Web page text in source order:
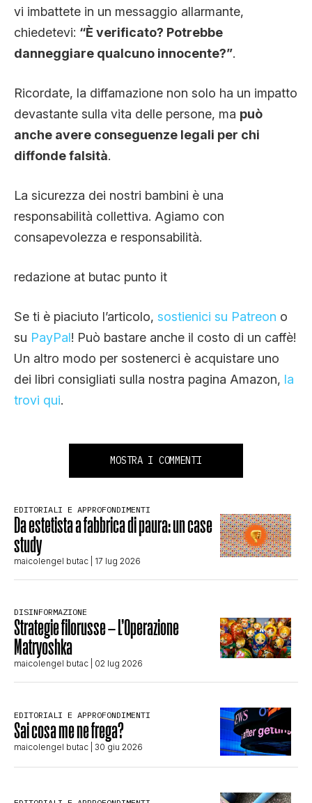
vi imbattete in un messaggio allarmante,
chiedetevi: “È verificato? Potrebbe
danneggiare qualcuno innocente?”.
Ricordate, la diffamazione non solo ha un impatto
devastante sulla vita delle persone, ma può
anche avere conseguenze legali per chi
diffonde falsità.
La sicurezza dei nostri bambini è una
responsabilità collettiva. Agiamo con
consapevolezza e responsabilità.
redazione at butac punto it
Se ti è piaciuto l’articolo, sostienici su Patreon o
su PayPal! Può bastare anche il costo di un caffè!
Un altro modo per sostenerci è acquistare uno
dei libri consigliati sulla nostra pagina Amazon, la
trovi qui.
MOSTRA I COMMENTI
EDITORIALI E APPROFONDIMENTI
Da estetista a fabbrica di paura: un case
study
maicolengel butac | 17 lug 2026
DISINFORMAZIONE
Strategie filorusse – L’Operazione
Matryoshka
maicolengel butac | 02 lug 2026
EDITORIALI E APPROFONDIMENTI
Sai cosa me ne frega?
maicolengel butac | 30 giu 2026